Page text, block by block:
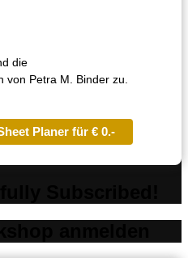
die
von Petra M. Binder zu.
Planer für € 0.-